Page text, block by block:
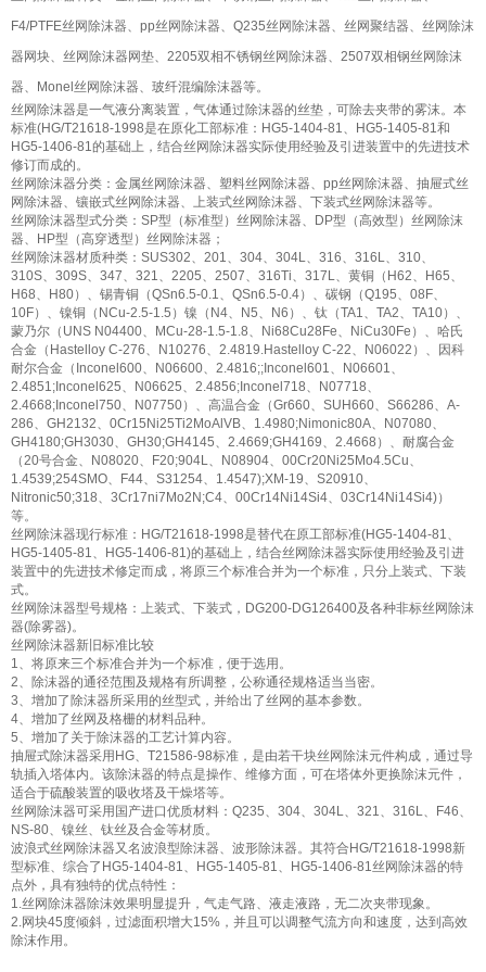
F4/PTFE丝网除沫器、pp丝网除沫器、Q235丝网除沫器、丝网聚结器、丝网除沫
器网块、丝网除沫器网垫、2205双相不锈钢丝网除沫器、2507双相钢丝网除沫
器、Monel丝网除沫器、玻纤混编除沫器等。
丝网除沫器是一气液分离装置，气体通过除沫器的丝垫，可除去夹带的雾沫。本
标准(HG/T21618-1998是在原化工部标准：HG5-1404-81、HG5-1405-81和
HG5-1406-81的基础上，结合丝网除沫器实际使用经验及引进装置中的先进技术
修订而成的。
丝网除沫器分类：金属丝网除沫器、塑料丝网除沫器、pp丝网除沫器、抽屉式丝
网除沫器、镶嵌式丝网除沫器、上装式丝网除沫器、下装式丝网除沫器等。
丝网除沫器型式分类：SP型（标准型）丝网除沫器、DP型（高效型）丝网除沫
器、HP型（高穿透型）丝网除沫器；
丝网除沫器材质种类：SUS302、201、304、304L、316、316L、310、
310S、309S、347、321、2205、2507、316Ti、317L、黄铜（H62、H65、
H68、H80）、锡青铜（QSn6.5-0.1、QSn6.5-0.4）、碳钢（Q195、08F、
10F）、镍铜（NCu-2.5-1.5）镍（N4、N5、N6）、钛（TA1、TA2、TA10）、
蒙乃尔（UNS N04400、MCu-28-1.5-1.8、Ni68Cu28Fe、NiCu30Fe）、哈氏
合金（Hastelloy C-276、N10276、2.4819.Hastelloy C-22、N06022）、因科
耐尔合金（Inconel600、N06600、2.4816;;Inconel601、N06601、
2.4851;Inconel625、N06625、2.4856;Inconel718、N07718、
2.4668;Inconel750、N07750）、高温合金（Gr660、SUH660、S66286、A-
286、GH2132、0Cr15Ni25Ti2MoAlVB、1.4980;Nimonic80A、N07080、
GH4180;GH3030、GH30;GH4145、2.4669;GH4169、2.4668）、耐腐合金
（20号合金、N08020、F20;904L、N08904、00Cr20Ni25Mo4.5Cu、
1.4539;254SMO、F44、S31254、1.4547);XM-19、S20910、
Nitronic50;318、3Cr17ni7Mo2N;C4、00Cr14Ni14Si4、03Cr14Ni14Si4)）
等。
丝网除沫器现行标准：HG/T21618-1998是替代在原工部标准(HG5-1404-81、
HG5-1405-81、HG5-1406-81)的基础上，结合丝网除沫器实际使用经验及引进
装置中的先进技术修定而成，将原三个标准合并为一个标准，只分上装式、下装
式。
丝网除沫器型号规格：上装式、下装式，DG200-DG126400及各种非标丝网除沫
器(除雾器)。
丝网除沫器新旧标准比较
1、将原来三个标准合并为一个标准，便于选用。
2、除沫器的通径范围及规格有所调整，公称通径规格适当当密。
3、增加了除沫器所采用的丝型式，并给出了丝网的基本参数。
4、增加了丝网及格栅的材料品种。
5、增加了关于除沫器的工艺计算内容。
抽屉式除沫器采用HG、T21586-98标准，是由若干块丝网除沫元件构成，通过导
轨插入塔体内。该除沫器的特点是操作、维修方面，可在塔体外更换除沫元件，
适合于硫酸装置的吸收塔及干燥塔等。
丝网除沫器可采用国产进口优质材料：Q235、304、304L、321、316L、F46、
NS-80、镍丝、钛丝及合金等材质。
波浪式丝网除沫器又名波浪型除沫器、波形除沫器。其符合HG/T21618-1998新
型标准、综合了HG5-1404-81、HG5-1405-81、HG5-1406-81丝网除沫器的特
点外，具有独特的优点特性：
1.丝网除沫器除沫效果明显提升，气走气路、液走液路，无二次夹带现象。
2.网块45度倾斜，过滤面积增大15%，并且可以调整气流方向和速度，达到高效
除沫作用。